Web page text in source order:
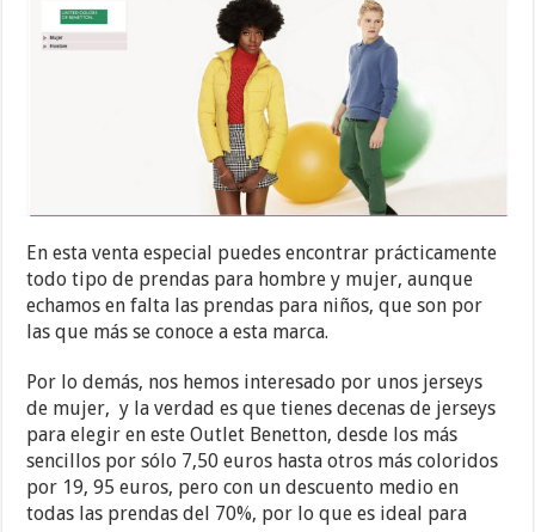
En esta venta especial puedes encontrar prácticamente
todo tipo de prendas para hombre y mujer, aunque
echamos en falta las prendas para niños, que son por
las que más se conoce a esta marca.
Por lo demás, nos hemos interesado por unos jerseys
de mujer, y la verdad es que tienes decenas de jerseys
para elegir en este Outlet Benetton, desde los más
sencillos por sólo 7,50 euros hasta otros más coloridos
por 19, 95 euros, pero con un descuento medio en
todas las prendas del 70%, por lo que es ideal para